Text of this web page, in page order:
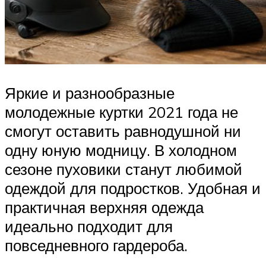
Яркие и разнообразные
молодежные куртки 2021 года не
смогут оставить равнодушной ни
одну юную модницу. В холодном
сезоне пуховики станут любимой
одеждой для подростков. Удобная и
практичная верхняя одежда
идеально подходит для
повседневного гардероба.